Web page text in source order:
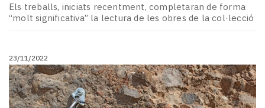
Els treballs, iniciats recentment, completaran de forma
“molt significativa” la lectura de les obres de la col·lecció
23/11/2022